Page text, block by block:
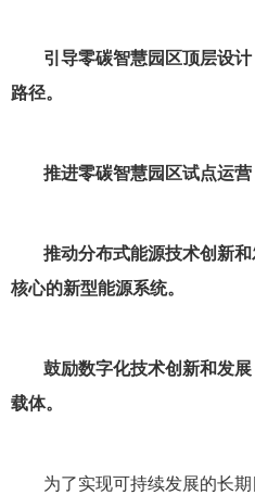
引导零碳智慧园区顶层设
路径。
推进零碳智慧园区试点运营
推动分布式能源技术创新
核心的新型能源系统。
鼓励数字化技术创新和发
载体。
为了实现可持续发展的长